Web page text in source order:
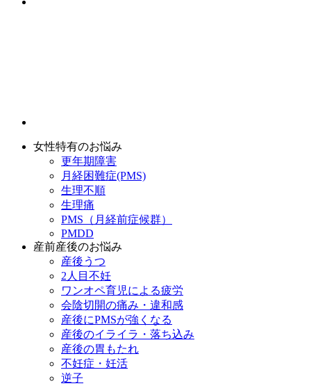
女性特有のお悩み
更年期障害
月経困難症(PMS)
生理不順
生理痛
PMS（月経前症候群）
PMDD
産前産後のお悩み
産後うつ
2人目不妊
ワンオペ育児による疲労
会陰切開の痛み・違和感
産後にPMSが強くなる
産後のイライラ・落ち込み
産後の胃もたれ
不妊症・妊活
逆子